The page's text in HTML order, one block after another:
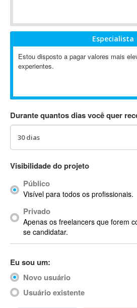
Ableton
Ableton Push
Abstract
AC3
ACID Pro
ACPI
Acrobat
Acrobat X
Acronis
ACT
Actimize
ActionScript
ActionScript 3
Especialista
Estou disposto a pagar valores mais
experientes.
Durante quantos dias você quer
Visibilidade do projeto
Público
Visível para todos os profissionais.
Privado
Apenas os freelancers que forem
se candidatar.
Eu sou um:
Novo usuário
Usuário existente